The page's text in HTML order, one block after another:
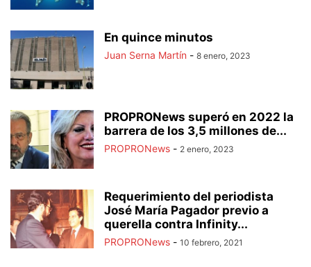
En quince minutos
Juan Serna Martín - 8 enero, 2023
PROPRONews superó en 2022 la
barrera de los 3,5 millones de...
PROPRONews - 2 enero, 2023
Requerimiento del periodista
José María Pagador previo a
querella contra Infinity...
PROPRONews - 10 febrero, 2021